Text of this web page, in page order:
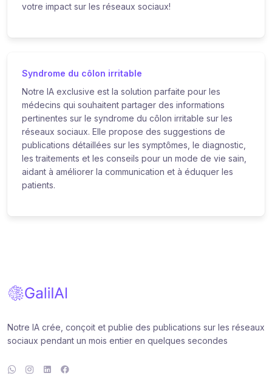
votre impact sur les réseaux sociaux!
Syndrome du côlon irritable
Notre IA exclusive est la solution parfaite pour les
médecins qui souhaitent partager des informations
pertinentes sur le syndrome du côlon irritable sur les
réseaux sociaux. Elle propose des suggestions de
publications détaillées sur les symptômes, le diagnostic,
les traitements et les conseils pour un mode de vie sain,
aidant à améliorer la communication et à éduquer les
patients.
Notre IA crée, conçoit et publie des publications sur les réseaux
sociaux pendant un mois entier en quelques secondes